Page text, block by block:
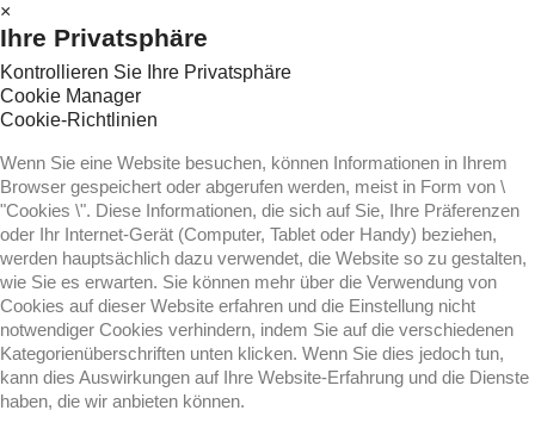
×
Ihre Privatsphäre
Kontrollieren Sie Ihre Privatsphäre
Cookie Manager
Cookie-Richtlinien
Wenn Sie eine Website besuchen, können Informationen in Ihrem
Browser gespeichert oder abgerufen werden, meist in Form von \
"Cookies \". Diese Informationen, die sich auf Sie, Ihre Präferenzen
oder Ihr Internet-Gerät (Computer, Tablet oder Handy) beziehen,
werden hauptsächlich dazu verwendet, die Website so zu gestalten,
wie Sie es erwarten. Sie können mehr über die Verwendung von
Cookies auf dieser Website erfahren und die Einstellung nicht
notwendiger Cookies verhindern, indem Sie auf die verschiedenen
Kategorienüberschriften unten klicken. Wenn Sie dies jedoch tun,
kann dies Auswirkungen auf Ihre Website-Erfahrung und die Dienste
haben, die wir anbieten können.